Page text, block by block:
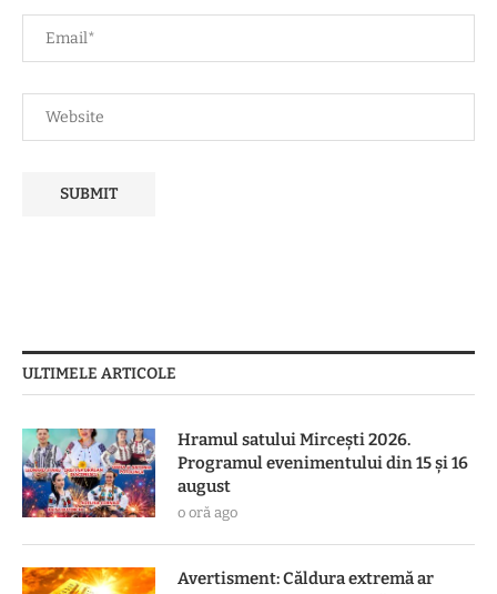
ULTIMELE ARTICOLE
Hramul satului Mircești 2026.
Programul evenimentului din 15 și 16
august
o oră ago
Avertisment: Căldura extremă ar